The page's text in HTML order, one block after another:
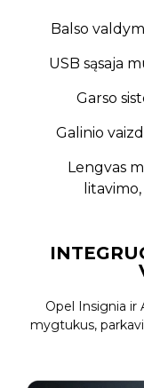
Balso
USB sąsaja
Garso
Galinio
Lengvas
Opel Insignia ir
mygtukus,